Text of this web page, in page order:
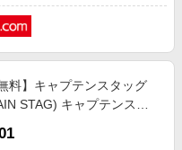
料】キャプテンスタッグ
STAG) キャプテンスタ
Ｔ ベージュ／ブラウン U-